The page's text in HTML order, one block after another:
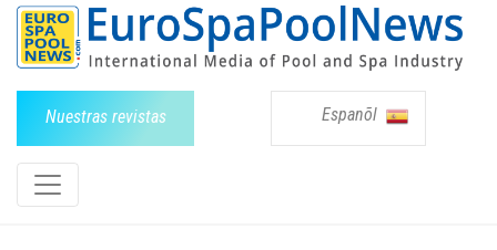
Nuestras revistas Espanõl